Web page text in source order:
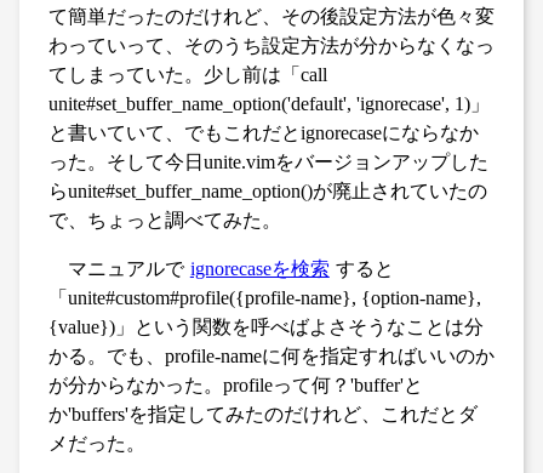
て簡単だったのだけれど、その後設定方法が色々変
わっていって、そのうち設定方法が分からなくなっ
てしまっていた。少し前は「call
unite#set_buffer_name_option('default', 'ignorecase', 1)」
と書いていて、でもこれだとignorecaseにならなか
った。そして今日unite.vimをバージョンアップした
らunite#set_buffer_name_option()が廃止されていたの
で、ちょっと調べてみた。
マニュアルで ignorecaseを検索 すると
「unite#custom#profile({profile-name}, {option-name},
{value})」という関数を呼べばよさそうなことは分
かる。でも、profile-nameに何を指定すればいいのか
が分からなかった。profileって何？'buffer'と
か'buffers'を指定してみたのだけれど、これだとダ
メだった。